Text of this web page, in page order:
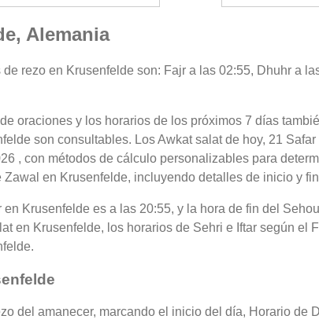
Alemania
rezo en Krusenfelde son: Fajr a las 02:55, Dhuhr a
oraciones y los horarios de los próximos 7 días
son consultables. Los Awkat salat de hoy, 21
, con métodos de cálculo personalizables para
en Krusenfelde, incluyendo detalles de inicio y
en Krusenfelde es a las 20:55, y la hora de fin del
en Krusenfelde, los horarios de Sehri e Iftar según el
del amanecer, marcando el inicio del día, Horario de